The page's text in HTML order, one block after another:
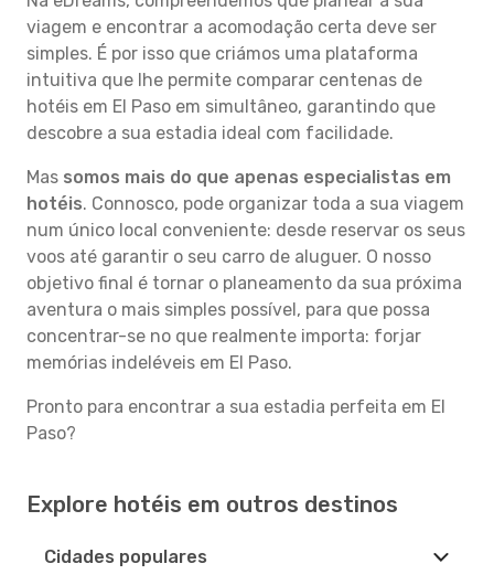
viagem e encontrar a acomodação certa deve ser
simples. É por isso que criámos uma plataforma
intuitiva que lhe permite comparar centenas de
hotéis em El Paso em simultâneo, garantindo que
descobre a sua estadia ideal com facilidade.
Mas somos mais do que apenas especialistas em
hotéis. Connosco, pode organizar toda a sua viagem
num único local conveniente: desde reservar os seus
voos até garantir o seu carro de aluguer. O nosso
objetivo final é tornar o planeamento da sua próxima
aventura o mais simples possível, para que possa
concentrar-se no que realmente importa: forjar
memórias indeléveis em El Paso.
Pronto para encontrar a sua estadia perfeita em El
Paso?
Explore hotéis em outros destinos
Cidades populares